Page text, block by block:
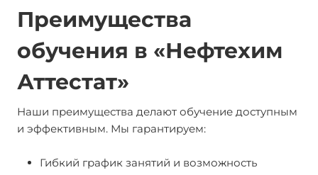
Преимущества
обучения в «Нефтехим
Аттестат»
Наши преимущества делают обучение доступным
и эффективным. Мы гарантируем:
Гибкий график занятий и возможность